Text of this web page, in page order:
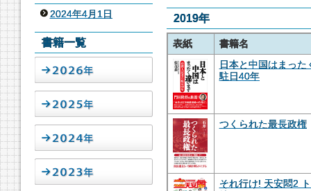
2024年4月1日
書籍一覧
2019年
表紙
書籍名
日本と中国はまっ
駐日40年
つくられた最長政権
それ行け! 天安悶2